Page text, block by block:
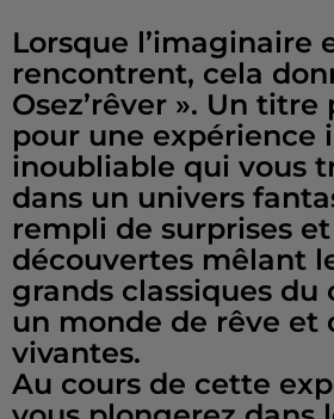
Lorsque l’imaginaire
rencontrent, cela
Osez’rêver ». Un
pour une expérience
inoubliable qui vous
dans un univers
rempli de surprises
découvertes mêlant
grands classiques du
un monde de rêve et
vivantes.
Au cours de cette